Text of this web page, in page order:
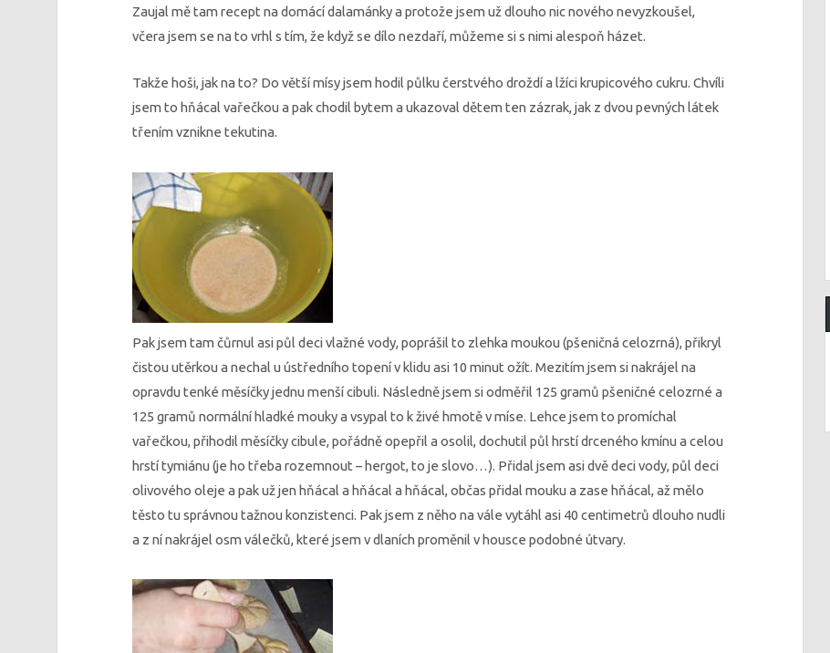
Zaujal mě tam recept na domácí dalamánky a protože jsem už dlouho nic nového nevyzkoušel,
včera jsem se na to vrhl s tím, že když se dílo nezdaří, můžeme si s nimi alespoň házet.
Takže hoši, jak na to? Do větší mísy jsem hodil půlku čerstvého droždí a lžíci krupicového cukru. Chvíli
jsem to hňácal vařečkou a pak chodil bytem a ukazoval dětem ten zázrak, jak z dvou pevných látek
třením vznikne tekutina.
Pak jsem tam čůrnul asi půl deci vlažné vody, poprášil to zlehka moukou (pšeničná celozrná), přikryl
čistou utěrkou a nechal u ústředního topení v klidu asi 10 minut ožít. Mezitím jsem si nakrájel na
opravdu tenké měsíčky jednu menší cibuli. Následně jsem si odměřil 125 gramů pšeničné celozrné a
125 gramů normální hladké mouky a vsypal to k živé hmotě v míse. Lehce jsem to promíchal
vařečkou, přihodil měsíčky cibule, pořádně opepřil a osolil, dochutil půl hrstí drceného kmínu a celou
hrstí tymiánu (je ho třeba rozemnout – hergot, to je slovo…). Přidal jsem asi dvě deci vody, půl deci
olivového oleje a pak už jen hňácal a hňácal a hňácal, občas přidal mouku a zase hňácal, až mělo
těsto tu správnou tažnou konzistenci. Pak jsem z něho na vále vytáhl asi 40 centimetrů dlouho nudli
a z ní nakrájel osm válečků, které jsem v dlaních proměnil v housce podobné útvary.